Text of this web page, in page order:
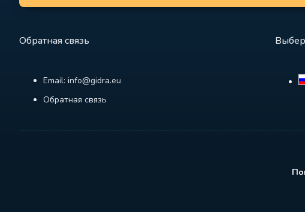
Обратная связь
Email: info@gidra.eu
Обратная связь